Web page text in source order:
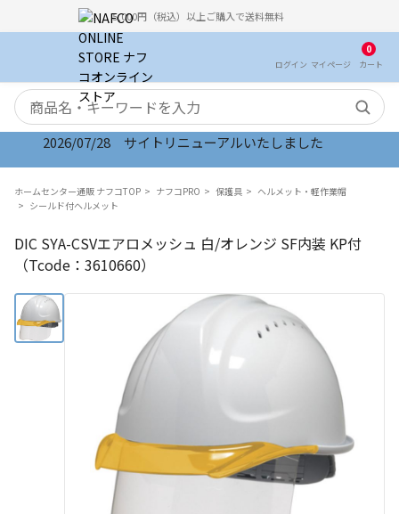
5,000円（税込）以上ご購入で送料無料
ログイン マイ ページ
0
カート
検索キーワード
2026/07/28 サイトリニューアルいたしました
ホームセンター通販 ナフコTOP ナフコPRO 保護具
ヘルメット・軽作業帽
シールド付ヘルメット
DIC SYA-CSVエアロメッシュ 白/オレンジ SF内装 KP付
（Tcode：3610660）